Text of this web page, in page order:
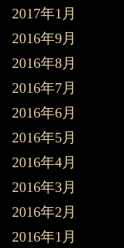
2017年1月
2016年9月
2016年8月
2016年7月
2016年6月
2016年5月
2016年4月
2016年3月
2016年2月
2016年1月